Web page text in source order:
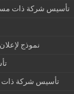
تأسيس شركة ذات
نموذج
تأسيس شركة ذات